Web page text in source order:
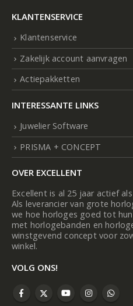
KLANTENSERVICE
Klantenservice
Zakelijk account aanvragen
Actiepakketten
INTERESSANTE LINKS
Juwelier Software
PRISMA + CONCEPT
OVER EXCELLENT
Excellent is al 25 jaar actief
Als leverancier van grote
we hoe horloges goed tot
met horlogebanden en
winstgevend concept voor
winkel.
VOLG ONS!